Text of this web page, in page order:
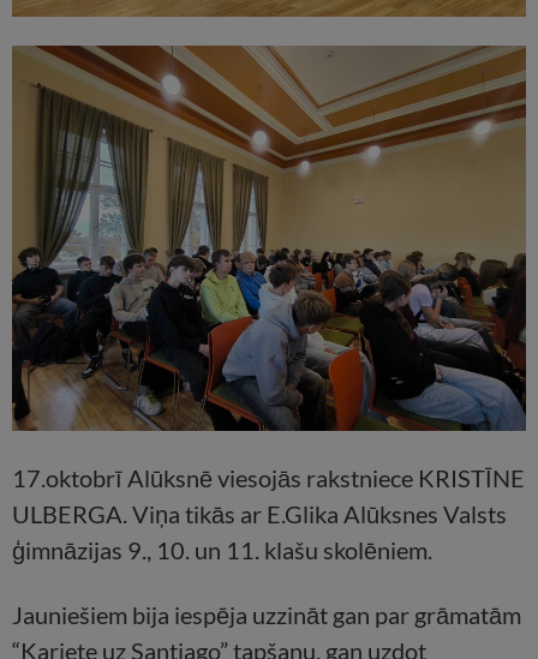
17.oktobrī Alūksnē viesojās rakstniece KRISTĪNE
ULBERGA. Viņa tikās ar E.Glika Alūksnes Valsts
ģimnāzijas 9., 10. un 11. klašu skolēniem.
Jauniešiem bija iespēja uzzināt gan par grāmatām
“Kariete uz Santjago” tapšanu, gan uzdot